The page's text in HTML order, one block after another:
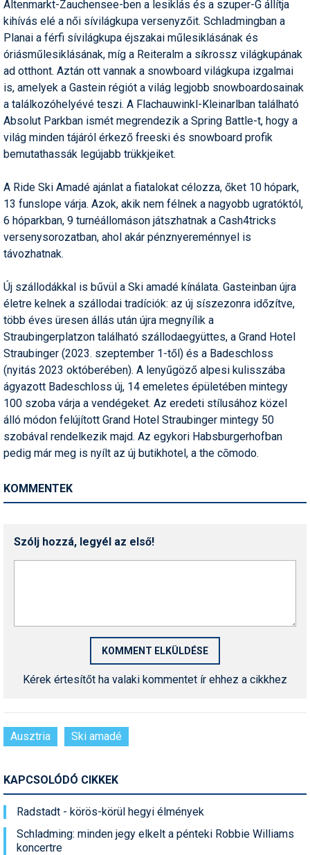
Altenmarkt-Zauchensee-ben a lesiklás és a szuper-G állítja
kihívás elé a női sívilágkupa versenyzőit. Schladmingban a
Planai a férfi sívilágkupa éjszakai műlesiklásának és
óriásműlesiklásának, míg a Reiteralm a síkrossz világkupának
ad otthont. Aztán ott vannak a snowboard világkupa izgalmai
is, amelyek a Gastein régiót a világ legjobb snowboardosainak
a találkozóhelyévé teszi. A Flachauwinkl-Kleinarlban található
Absolut Parkban ismét megrendezik a Spring Battle-t, hogy a
világ minden tájáról érkező freeski és snowboard profik
bemutathassák legújabb trükkjeiket.
A Ride Ski Amadé ajánlat a fiatalokat célozza, őket 10 hópark,
13 funslope várja. Azok, akik nem félnek a nagyobb ugratóktól,
6 hóparkban, 9 turnéállomáson játszhatnak a Cash4tricks
versenysorozatban, ahol akár pénznyereménnyel is
távozhatnak.
Új szállodákkal is bűvül a Ski amadé kínálata. Gasteinban újra
életre kelnek a szállodai tradíciók: az új síszezonra időzítve,
több éves üresen állás után újra megnyílik a
Straubingerplatzon található szállodaegyüttes, a Grand Hotel
Straubinger (2023. szeptember 1-től) és a Badeschloss
(nyitás 2023 októberében). A lenyűgöző alpesi kulisszába
ágyazott Badeschloss új, 14 emeletes épületében mintegy
100 szoba várja a vendégeket. Az eredeti stílusához közel
álló módon felújított Grand Hotel Straubinger mintegy 50
szobával rendelkezik majd. Az egykori Habsburgerhofban
pedig már meg is nyílt az új butikhotel, a the cōmodo.
KOMMENTEK
Szólj hozzá, legyél az első!
Kérek értesítőt ha valaki kommentet ír ehhez a cikkhez
Ausztria Ski amadé
KAPCSOLÓDÓ CIKKEK
Radstadt - körös-körül hegyi élmények
Schladming: minden jegy elkelt a pénteki Robbie Williams
koncertre